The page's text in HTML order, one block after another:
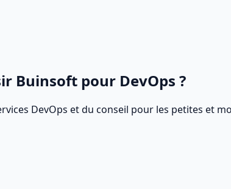
Buinsoft pour DevOps ?
DevOps et du conseil pour les petites et